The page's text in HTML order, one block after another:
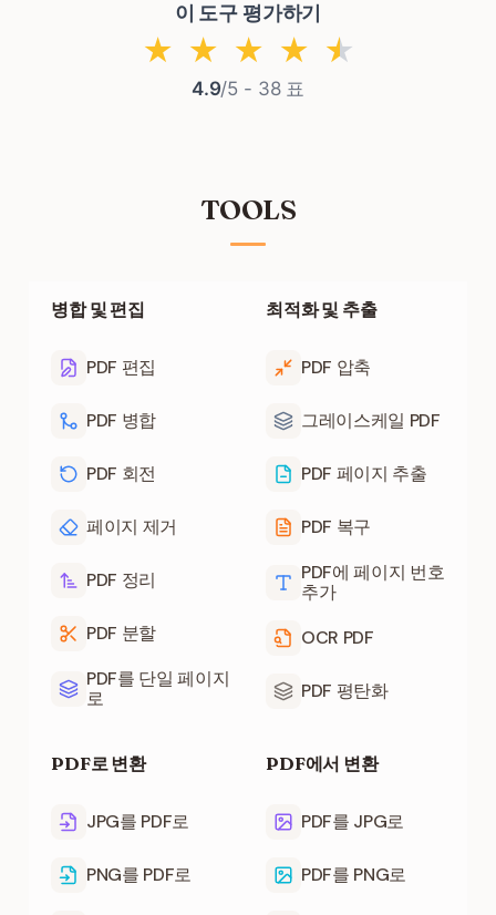
이 도구 평가하기
★ ★ ★ ★ ★
4.9/5 - 38 표
TOOLS
병합 및 편집
PDF 편집
PDF 병합
PDF 회전
페이지 제거
PDF 정리
PDF 분할
PDF를 단일 페이지
로
최적화 및 추출
PDF 압축
그레이스케일 PDF
PDF 페이지 추출
PDF 복구
PDF에 페이지 번호
추가
OCR PDF
PDF 평탄화
PDF로 변환
JPG를 PDF로
PNG를 PDF로
PDF에서 변환
PDF를 JPG로
PDF를 PNG로